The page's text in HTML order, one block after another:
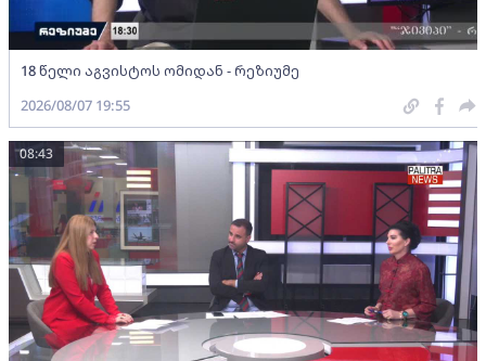
18 წელი აგვისტოს ომიდან - რეზიუმე
2026/08/07 19:55
08:43